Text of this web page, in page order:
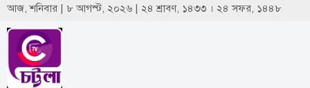
আজ, শনিবার | ৮ আগস্ট, ২০২৬ | ২৪ শ্রাবণ, ১৪৩৩ । ২৪ সফর, ১৪৪৮